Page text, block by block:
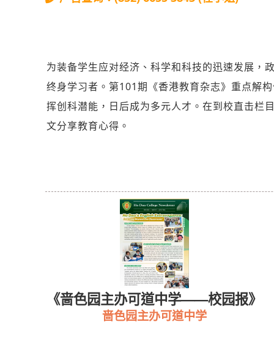
为装备学生应对经济、科学和科技的迅速发展，
终身学习者。第101期《香港教育杂志》重点解
挥创科潜能，日后成为多元人才。在到校直击栏
文分享教育心得。
办可道中学——校园报》
色园主办可道中学
《东华三院马